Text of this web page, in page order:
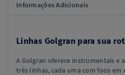
Informações Adicionais
Linhas Golgran para sua
A Golgran oferece instrumentais e
três linhas, cada uma com foco em